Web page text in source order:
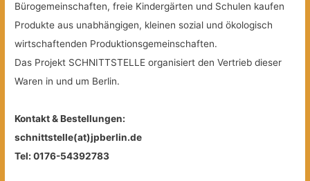
Bürogemeinschaften, freie Kindergärten und Schulen kaufen
Produkte aus unabhängigen, kleinen sozial und ökologisch
wirtschaftenden Produktionsgemeinschaften.
Das Projekt SCHNITTSTELLE organisiert den Vertrieb dieser
Waren in und um Berlin.
Kontakt & Bestellungen:
schnittstelle(at)jpberlin.de
Tel: 0176-54392783